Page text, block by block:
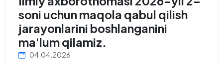
soni uchun maqola qabul qilish
jarayonlarini boshlanganini
ma'lum qilamiz.
04.04.2026